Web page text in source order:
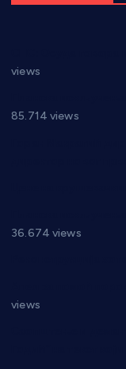
views
85.714 views
36.674 views
views